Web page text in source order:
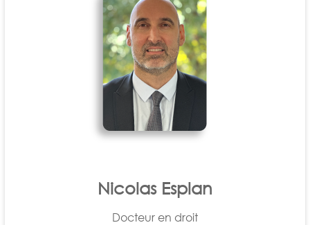
Nicolas Esplan
Docteur en droit